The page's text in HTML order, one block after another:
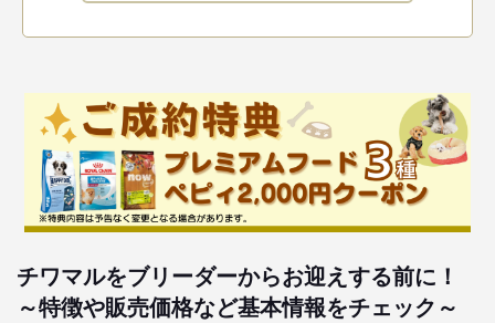
チワマルをブリーダーからお迎えする前に！
～特徴や販売価格など基本情報をチェック～